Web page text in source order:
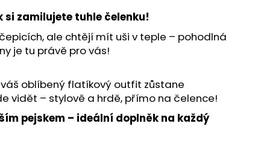
si zamilujete tuhle čelenku!
ale chtějí mít uši v teple – pohodlná
je tu právě pro vás!
oblíbený flatíkový outfit zůstane
vidět – stylově a hrdě, přímo na čelence!
pejskem – ideální doplněk na každý